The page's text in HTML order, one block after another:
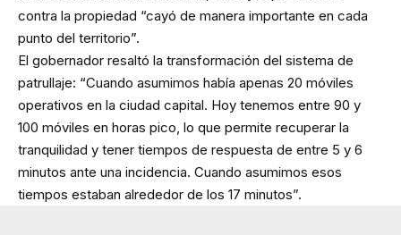
contra la propiedad “cayó de manera importante en cada
punto del territorio”.
El gobernador resaltó la transformación del sistema de
patrullaje: “Cuando asumimos había apenas 20 móviles
operativos en la ciudad capital. Hoy tenemos entre 90 y
100 móviles en horas pico, lo que permite recuperar la
tranquilidad y tener tiempos de respuesta de entre 5 y 6
minutos ante una incidencia. Cuando asumimos esos
tiempos estaban alrededor de los 17 minutos”.